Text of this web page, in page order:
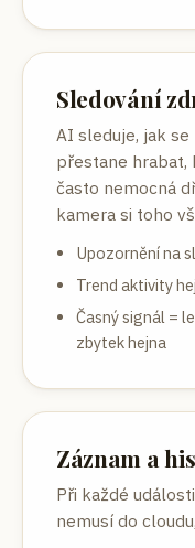
Sledování
AI sleduje, jak
přestane hrabat,
často nemocná
kamera si toho
Upozornění na
Trend aktivity
Časný signál =
zbytek hejna
Záznam a
Při každé
nemusí do